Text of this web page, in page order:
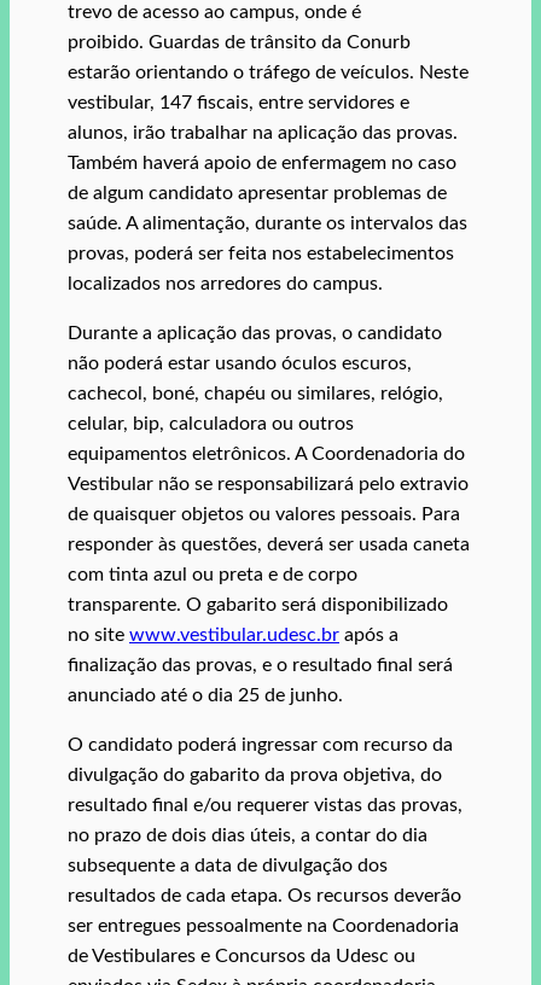
trevo de acesso ao campus, onde é
proibido. Guardas de trânsito da Conurb
estarão orientando o tráfego de veículos. Neste
vestibular, 147 fiscais, entre servidores e
alunos, irão trabalhar na aplicação das provas.
Também haverá apoio de enfermagem no caso
de algum candidato apresentar problemas de
saúde. A alimentação, durante os intervalos das
provas, poderá ser feita nos estabelecimentos
localizados nos arredores do campus.
Durante a aplicação das provas, o candidato
não poderá estar usando óculos escuros,
cachecol, boné, chapéu ou similares, relógio,
celular, bip, calculadora ou outros
equipamentos eletrônicos. A Coordenadoria do
Vestibular não se responsabilizará pelo extravio
de quaisquer objetos ou valores pessoais. Para
responder às questões, deverá ser usada caneta
com tinta azul ou preta e de corpo
transparente. O gabarito será disponibilizado
no site www.vestibular.udesc.br após a
finalização das provas, e o resultado final será
anunciado até o dia 25 de junho.
O candidato poderá ingressar com recurso da
divulgação do gabarito da prova objetiva, do
resultado final e/ou requerer vistas das provas,
no prazo de dois dias úteis, a contar do dia
subsequente a data de divulgação dos
resultados de cada etapa. Os recursos deverão
ser entregues pessoalmente na Coordenadoria
de Vestibulares e Concursos da Udesc ou